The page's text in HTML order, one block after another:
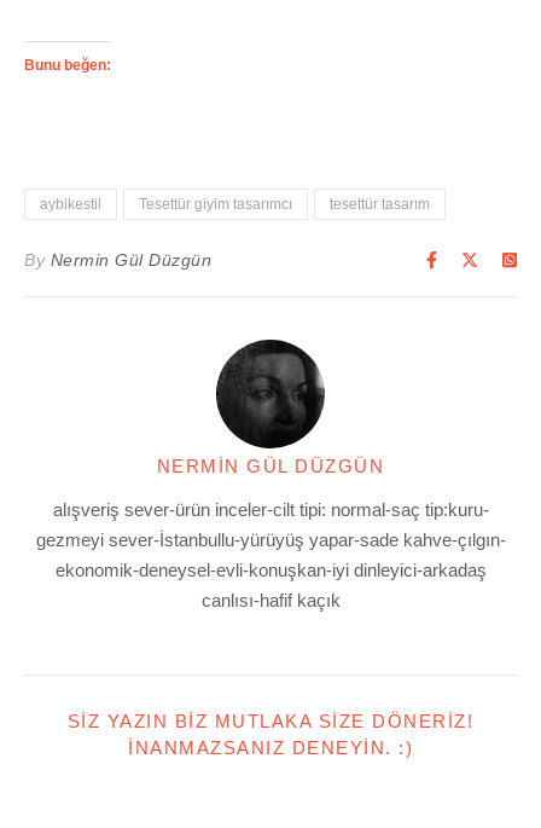
Bunu beğen:
aybikestil Tesettür giyim tasarımcı tesettür tasarım
By Nermin Gül Düzgün
NERMIN GÜL DÜZGÜN
alışveriş sever-ürün inceler-cilt tipi: normal-saç tip:kuru-
gezmeyi sever-İstanbullu-yürüyüş yapar-sade kahve-çılgın-
ekonomik-deneysel-evli-konuşkan-iyi dinleyici-arkadaş
canlısı-hafif kaçık
SIZ YAZIN BIZ MUTLAKA SIZE DÖNERIZ!
İNANMAZSANIZ DENEYIN. :)